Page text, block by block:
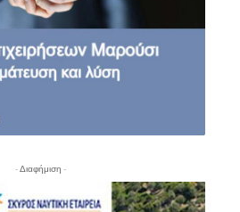
- Διαφήμιση -